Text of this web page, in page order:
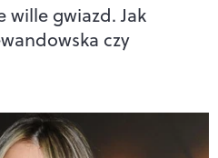
wille gwiazd. Jak
czy